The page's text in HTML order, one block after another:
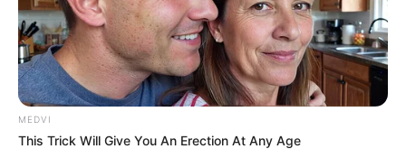
MEDVI
This Trick Will Give You An Erection At Any Age